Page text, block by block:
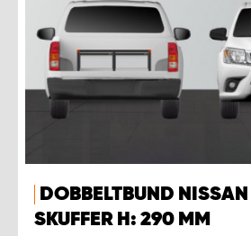
DOBBELTBUND
SKUFFER H: 290 MM